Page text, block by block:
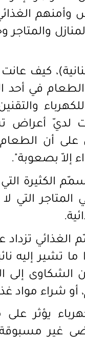
والمتاجر
كيف
الطعام في
لديّ أعراض
على أن
إلاّ بصعوبة".
المتاجر التي
الغذائي
ما تشير إليه
الشكاوى إلى
شراء مواد
يؤثر
مسبوقة،